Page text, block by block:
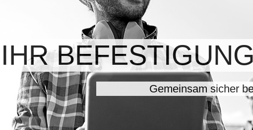
IHR
Gemeinsam sicher